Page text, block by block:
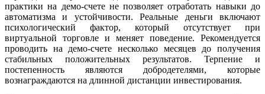
практики на демо-счете не позволяет отработать навыки до
автоматизма и устойчивости. Реальные деньги включают
психологический фактор, который отсутствует при
виртуальной торговле и меняет поведение. Рекомендуется
проводить на демо-счете несколько месяцев до получения
стабильных положительных результатов. Терпение и
постепенность являются добродетелями, которые
вознаграждаются на длинной дистанции инвестирования.